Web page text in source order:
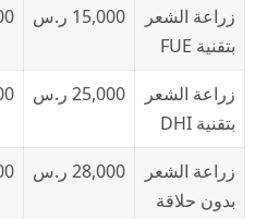
زراعة الشعر
بتقنية FUE
15,000 ر.س
زراعة الشعر
بتقنية DHI
25,000 ر.س
زراعة الشعر
بدون حلاقة
28,000 ر.س